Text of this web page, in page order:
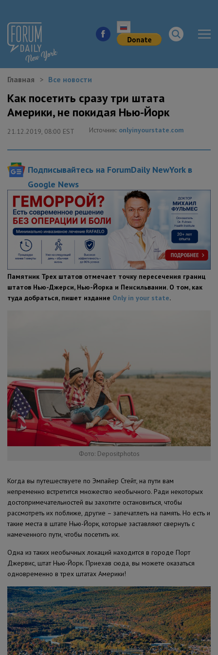
КУДА ПОЙТИ В ГОРОДЕ
ЗДОРОВЬЕ
ЖИЛЬЕ
ОБРАЗОВАНИЕ
ПОЛЕЗНЫЕ СОВЕТЫ
Главная Все новости
Как посетить сразу три штата
Америки, не покидая Нью-Йорк
21.12.2019, 08:00 EST Источник: onlyinyourstate.com
Подписывайтесь на ForumDaily NewYork в
Google News
Памятник Трех штатов отмечает точку пересечения границ
штатов Нью-Джерси, Нью-Йорка и Пенсильвании. О том, как
туда добраться, пишет издание Only in your state.
Фото: Depositphotos
Когда вы путешествуете по Эмпайер Стейт, на пути вам
непременно встретится множество необычного. Ради некоторых
достопримечательностей вы захотите остановиться, чтобы
рассмотреть их поближе, другие – запечатлеть на память. Но есть и
такие места в штате Нью-Йорк, которые заставляют свернуть с
намеченного пути, чтобы посетить их.
Одна из таких необычных локаций находится в городе Порт
Джервис, штат Нью-Йорк. Приехав сюда, вы можете оказаться
одновременно в трех штатах Америки!